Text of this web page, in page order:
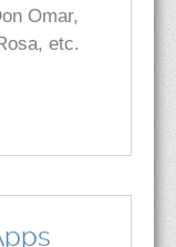
Omar,
etc.